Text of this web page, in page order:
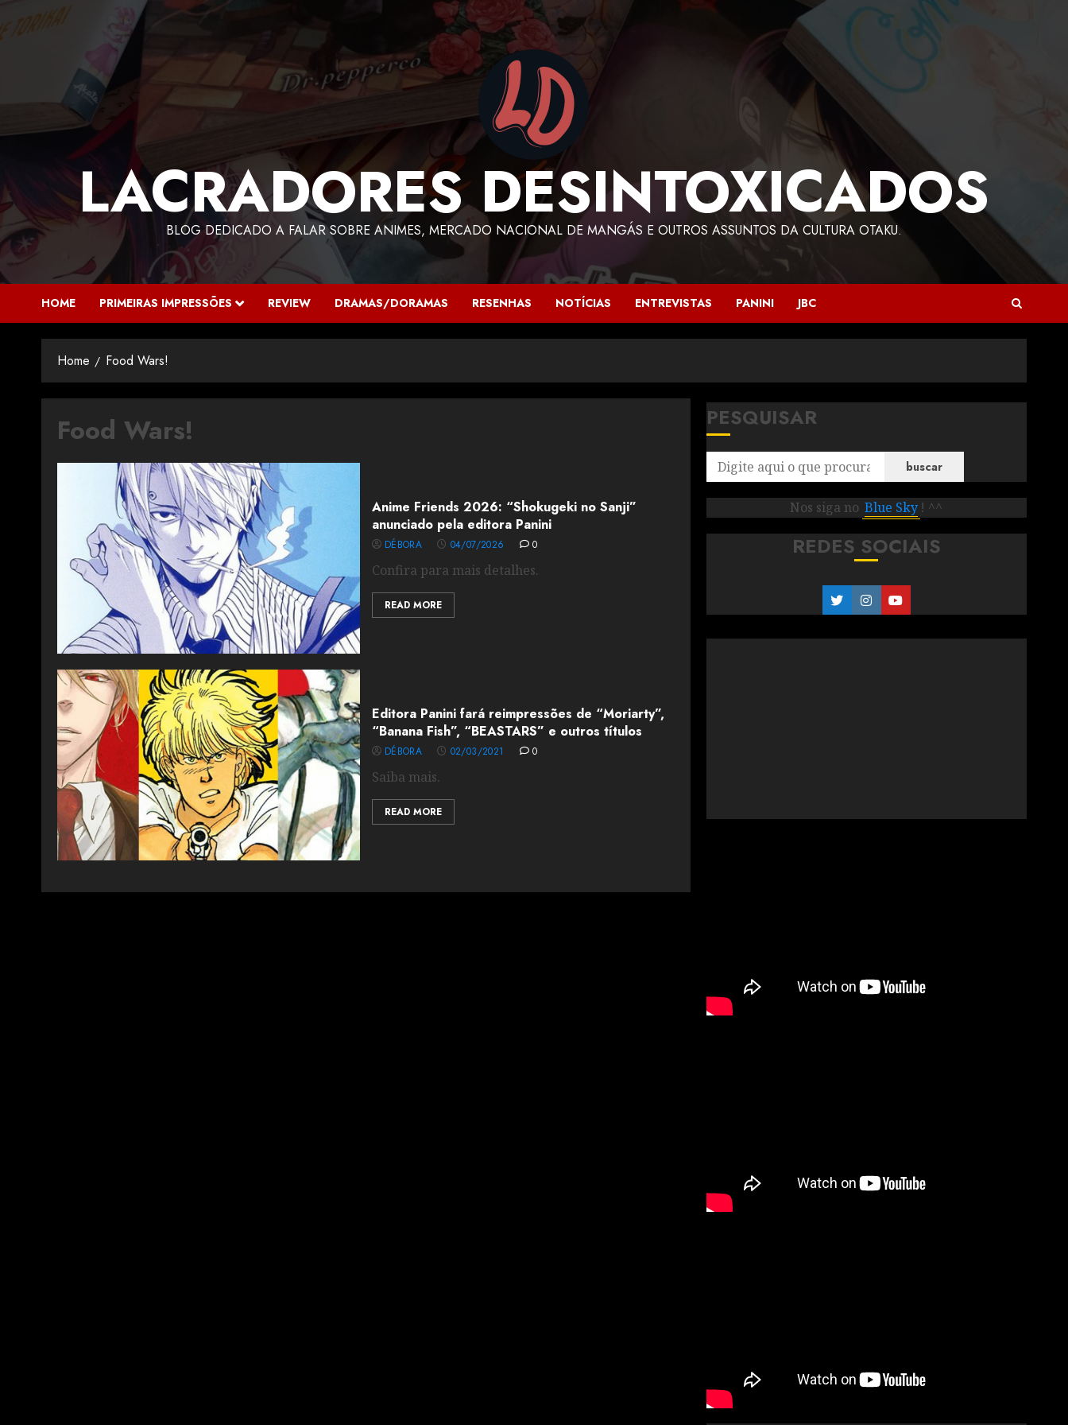
LACRADORES DESINTOXICADOS
BLOG DEDICADO A FALAR SOBRE ANIMES, MERCADO NACIONAL DE MANGÁS E OUTROS ASSUNTOS DA CULTURA OTAKU.
HOME PRIMEIRAS IMPRESSÕES REVIEW DRAMAS/DORAMAS RESENHAS NOTÍCIAS ENTREVISTAS PANINI JBC
Home Food Wars!
Food Wars!
Anime Friends 2026: “Shokugeki no Sanji”
anunciado pela editora Panini
DÉBORA 04/07/2026 0
Confira para mais detalhes.
READ MORE
Editora Panini fará reimpressões de “Moriarty”,
“Banana Fish”, “BEASTARS” e outros títulos
DÉBORA 02/03/2021 0
Saiba mais.
READ MORE
PESQUISAR
buscar
Nos siga no Blue Sky ! ^^
REDES SOCIAIS